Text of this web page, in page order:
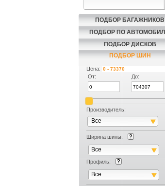
ПОДБОР БАГАЖНИКОВ
ПОДБОР ПО
ПОДБОР ДИСКОВ
ПОДБОР ШИН
Цена:
От:
До:
Производитель:
Все
Ширина шины:
Все
Профиль:
Все